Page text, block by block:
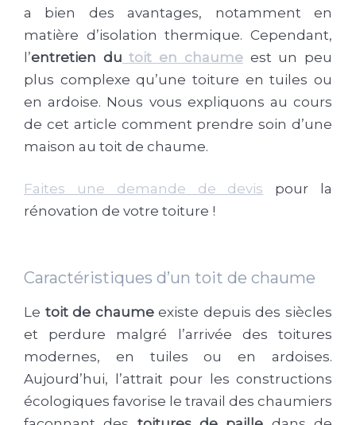
a bien des avantages, notamment en
matière d’isolation thermique. Cependant,
l’entretien du toit en chaumeest un peu
plus complexe qu’une toiture en tuiles ou
en ardoise. Nous vous expliquons au cours
de cet article comment prendre soin d’une
maison au toit de chaume.
Faites une demande de devis pour la
rénovation de votre toiture !
Caractéristiques d’un toit de chaume
Le toit de chaumeexiste depuis des siècles
et perdure malgré l’arrivée des toitures
modernes, en tuiles ou en ardoises.
Aujourd’hui, l’attrait pour les constructions
écologiques favorise le travail des chaumiers